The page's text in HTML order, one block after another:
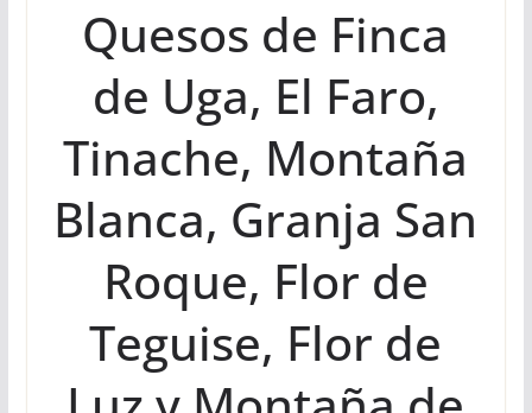
Quesos de Finca
de Uga, El Faro,
Tinache, Montaña
Blanca, Granja San
Roque, Flor de
Teguise, Flor de